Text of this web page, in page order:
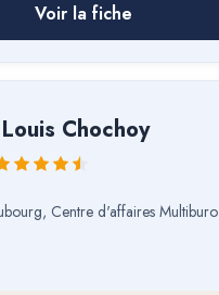
Voir la fiche
Louis Chochoy
Centre d'affaires Multiburo